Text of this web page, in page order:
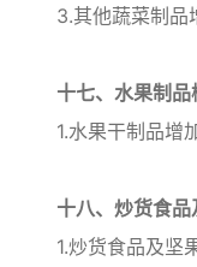
3.其他蔬菜制品
十七、水果制品
1.水果干制品增
十八、炒货食
1.炒货食品及坚